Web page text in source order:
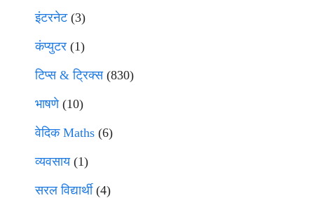
इंटरनेट(3)
कंप्युटर (1)
टिप्स & ट्रिक्स(830)
भाषणे(10)
वेदिक Maths (6)
व्यवसाय(1)
सरल विद्यार्थी(4)